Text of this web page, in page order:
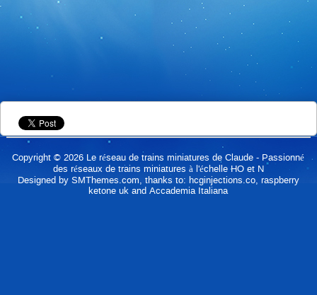
Copyright © 2026 Le réseau de trains miniatures de Claude - Passionné
des réseaux de trains miniatures à l'échelle HO et N
Designed by SMThemes.com, thanks to: hcginjections.co, raspberry
ketone uk andAccademia Italiana